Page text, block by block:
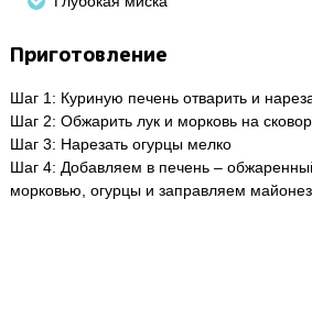
Приготовление
Шаг 1: Куриную печень отварить и
Шаг 2: Обжарить лук и морковь на
Шаг 3: Нарезать огурцы мелко
Шаг 4: Добавляем в печень –
морковью, огурцы и заправляем